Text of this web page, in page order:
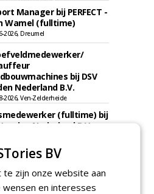
Manager bij PERFECT -
Wamel (fulltime)
2026, Dreumel
bij DSV
Nederland B.V.
2026, Ven-Zelderheide
(fulltime) bij
zaden Nederland B.V.
specialist bij
40 uur
2026, Schalkwijk
BV
zijn onze website aan
wensen en interesses